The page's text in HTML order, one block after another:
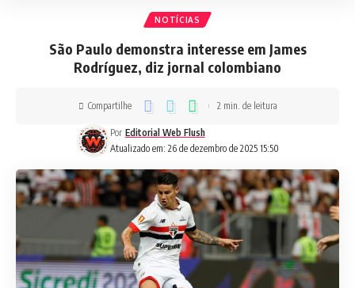
NOTÍCIAS
São Paulo demonstra interesse em James
Rodríguez, diz jornal colombiano
Atualizado em: 26 de dezembro de 2025 15:50
Por Editorial Web Flush
Compartilhe 2 min. de leitura